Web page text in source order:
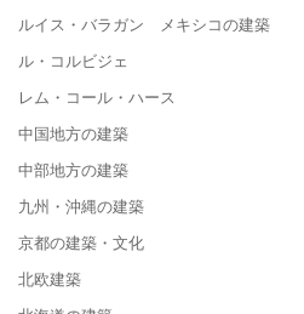
ルイス・バラガン メキシコの建築
ル・コルビジェ
レム・コール・ハース
中国地方の建築
中部地方の建築
九州・沖縄の建築
京都の建築・文化
北欧建築